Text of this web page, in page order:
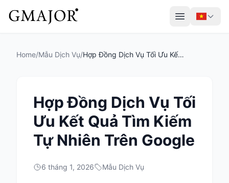
Home/Mẫu Dịch Vụ/ Hợp Đồng Dịch Vụ Tối Ưu Kết Quả Tìm Kiếm Tự Nhiên Trên Google
Hợp Đồng Dịch Vụ Tối
Ưu Kết Quả Tìm Kiếm
Tự Nhiên Trên Google
6 tháng 1, 2026 Mẫu Dịch Vụ